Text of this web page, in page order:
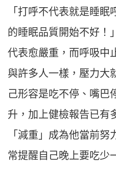
「打呼不代表就是睡
的睡眠品質開始不好！
代表愈嚴重，而呼吸中
與許多人一樣，壓力大
己形容是吃不停、嘴巴
升，加上健檢報告已有
「減重」成為他當前
常提醒自己晚上要吃少